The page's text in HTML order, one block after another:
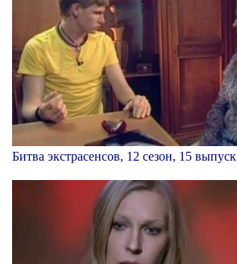
Битва экстрасенсов, 12 сезон, 15 выпуск